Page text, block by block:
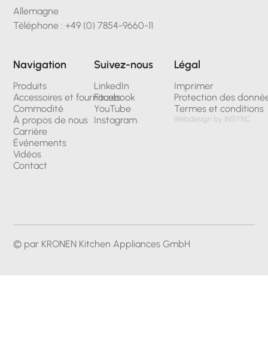
© par KRONEN Kitchen Appliances GmbH
Allemagne
Téléphone : +49 (0) 7854-9660-11
Navigation
Produits
Accessoires et fournitures
Commodité
À propos de nous
Carrière
Événements
Vidéos
Contact
Suivez-nous
LinkedIn
Facebook
YouTube
Instagram
Légal
Imprimer
Protection des
Termes et conditions
Webdesign by INSYNC